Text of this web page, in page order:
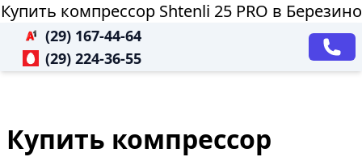
Купить компрессор Shtenli 25 PRO в Березино
(29) 167-44-64
(29) 224-36-55
Купить компрессор